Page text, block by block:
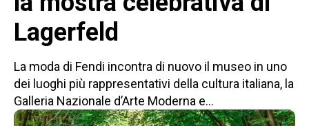
Lagerfeld
La moda di Fendi incontra di nuovo il museo in uno
dei luoghi più rappresentativi della cultura italiana, la
Galleria Nazionale d’Arte Moderna e...